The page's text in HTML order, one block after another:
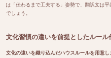
は「伝わるまで工夫する」姿勢で、翻訳文は
でしょう。
文化習慣の違いを前提としたルール
文化の違いを織り込んだハウスルールを用意し